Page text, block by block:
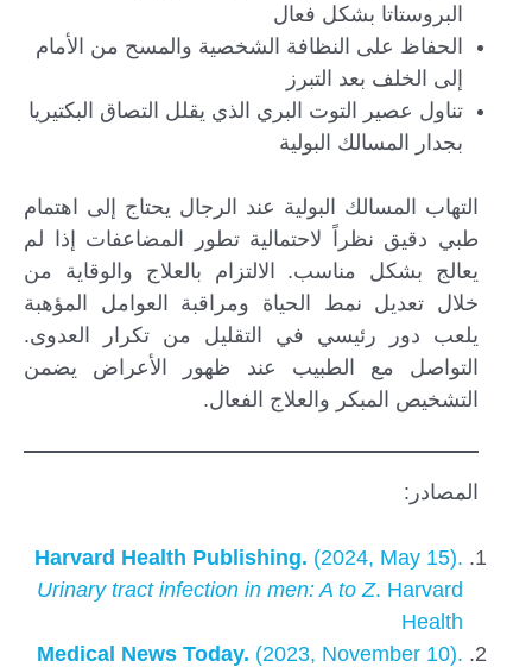
البروستاتا بشكل فعال
الحفاظ على النظافة الشخصية والمسح من الأمام
إلى الخلف بعد التبرز
تناول عصير التوت البري الذي يقلل التصاق البكتيريا
بجدار المسالك البولية
التهاب المسالك البولية عند الرجال يحتاج إلى اهتمام
طبي دقيق نظراً لاحتمالية تطور المضاعفات إذا لم
يعالج بشكل مناسب. الالتزام بالعلاج والوقاية من
خلال تعديل نمط الحياة ومراقبة العوامل المؤهبة
يلعب دور رئيسي في التقليل من تكرار العدوى.
التواصل مع الطبيب عند ظهور الأعراض يضمن
التشخيص المبكر والعلاج الفعال.
المصادر:
Harvard Health Publishing. (2024, May 15).
Urinary tract infection in men: A to Z. Harvard
Health
Medical News Today. (2023, November 10).